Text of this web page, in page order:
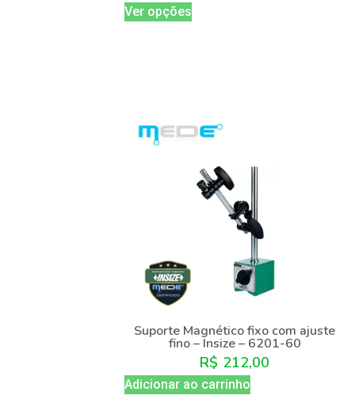
Ver opções
Suporte Magnético fixo com ajuste
fino – Insize – 6201-60
R$ 212,00
Adicionar ao carrinho